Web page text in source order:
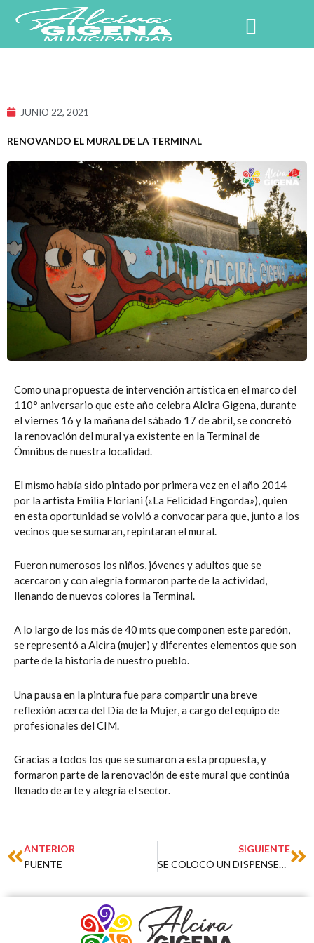
contenido
JUNIO 22, 2021
RENOVANDO EL MURAL DE LA TERMINAL
Como una propuesta de intervención artística en el marco del
110° aniversario que este año celebra Alcira Gigena, durante
el viernes 16 y la mañana del sábado 17 de abril, se concretó
la renovación del mural ya existente en la Terminal de
Ómnibus de nuestra localidad.
El mismo había sido pintado por primera vez en el año 2014
por la artista Emilia Floriani («La Felicidad Engorda»), quien
en esta oportunidad se volvió a convocar para que, junto a los
vecinos que se sumaran, repintaran el mural.
Fueron numerosos los niños, jóvenes y adultos que se
acercaron y con alegría formaron parte de la actividad,
llenando de nuevos colores la Terminal.
A lo largo de los más de 40 mts que componen este paredón,
se representó a Alcira (mujer) y diferentes elementos que son
parte de la historia de nuestro pueblo.
Una pausa en la pintura fue para compartir una breve
reflexión acerca del Día de la Mujer, a cargo del equipo de
profesionales del CIM.
Gracias a todos los que se sumaron a esta propuesta, y
formaron parte de la renovación de este mural que continúa
llenado de arte y alegría el sector.
Prev
ANTERIOR
PUENTE
SIGUIENTE
SE COLOCÓ UN DISPENSER ECO SOLAR EN PLAZA GRAL. ROCA